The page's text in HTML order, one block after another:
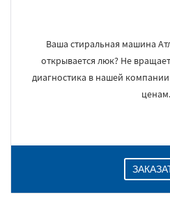
Ваша стиральная машина
открывается люк? Не
диагностика в нашей
ценам.